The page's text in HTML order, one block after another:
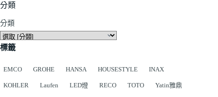
分類
分類
標籤
EMCO GROHE HANSA HOUSESTYLE INAX
KOHLER Laufen LED燈 RECO TOTO Yatin雅鼎